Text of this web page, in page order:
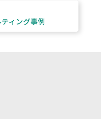
ィング事例